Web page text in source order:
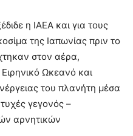
η ΙΑΕΑ και για τους
της Ιαπωνίας πριν το
στον αέρα,
Ωκεανό και
του πλανήτη μέσα
γεγονός –
αρνητικών